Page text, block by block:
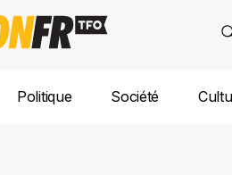
Politique Société